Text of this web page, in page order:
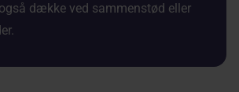
dække ved sammenstød eller